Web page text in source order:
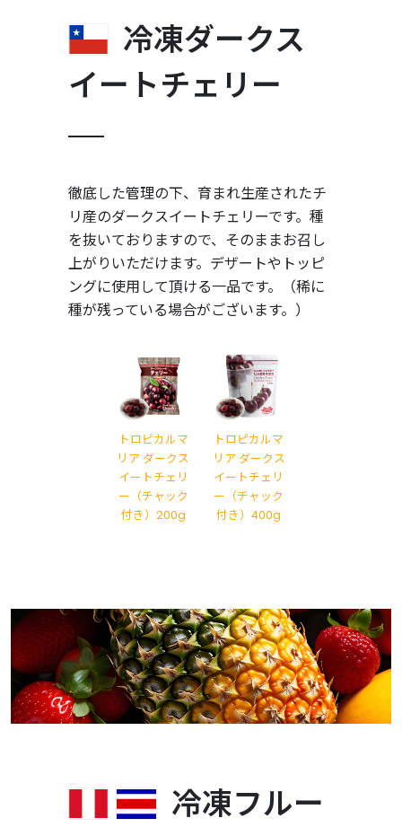
冷凍ダークス
イートチェリー
徹底した管理の下、育まれ生産されたチ
リ産のダークスイートチェリーです。種
を抜いておりますので、そのままお召し
上がりいただけます。デザートやトッピ
ングに使用して頂ける一品です。（稀に
種が残っている場合がございます。）
トロピカルマ
リア ダークス
イートチェリ
ー（チャック
付き）200g
トロピカルマ
リア ダークス
イートチェリ
ー（チャック
付き）400g
冷凍フルー